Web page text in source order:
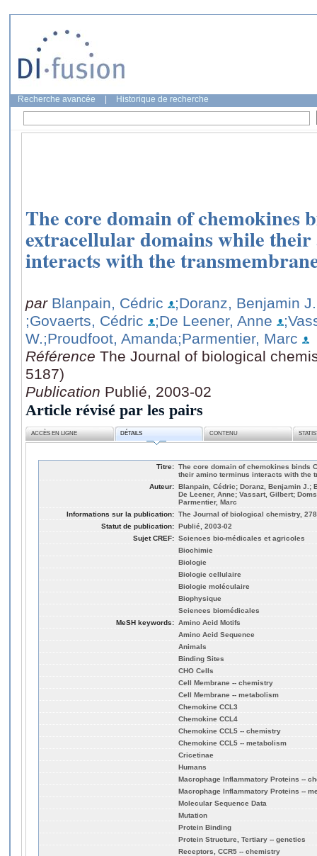
Recherche avancée Historique de recherche
The core domain of chemokines
extracellular domains while
interacts with the
par Blanpain, Cédric ;Doranz, Benjamin J.
;Govaerts, Cédric
;De Leener, Anne
W.;Proudfoot, Amanda;Parmentier, Marc
Référence The Journal of biological
5187)
Publication Publié, 2003-02
Article révisé par les pairs
ACCÈS EN LIGNE DÉTAILS CONTENU
Titre: The core domain of chemokines binds
their amino terminus interacts with the
Auteur: Blanpain, Cédric; Doranz, Benjamin J.;
De Leener, Anne; Vassart, Gilbert;
Parmentier, Marc
Informations sur la publication: The Journal of biological chemistry,
Statut de publication: Publié, 2003-02
Sujet CREF: Sciences bio-médicales et agricoles
Biochimie
Biologie
Biologie cellulaire
Biologie moléculaire
Biophysique
Sciences biomédicales
MeSH keywords: Amino Acid Motifs
Amino Acid Sequence
Animals
Binding Sites
CHO Cells
Cell Membrane -- chemistry
Cell Membrane -- metabolism
Chemokine CCL3
Chemokine CCL4
Chemokine CCL5 -- chemistry
Chemokine CCL5 -- metabolism
Cricetinae
Humans
Macrophage Inflammatory Proteins --
Macrophage Inflammatory Proteins --
Molecular Sequence Data
Mutation
Protein Binding
Protein Structure, Tertiary -- genetics
Receptors, CCR5 -- chemistry